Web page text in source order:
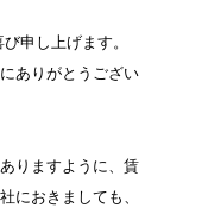
申し上げます。
ありがとうござい
りますように、賃
におきましても、